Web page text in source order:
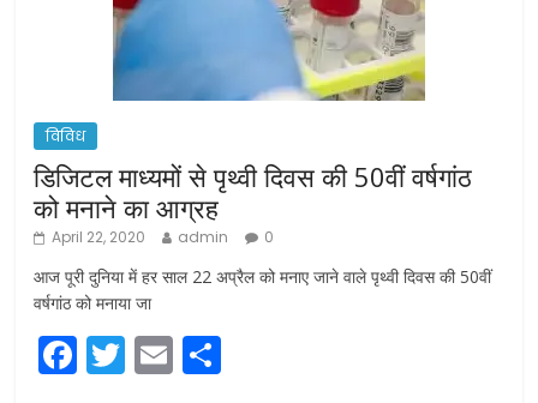
विविध
डिजिटल माध्यमों से पृथ्वी दिवस की 50वीं वर्षगांठ
को मनाने का आग्रह
April 22, 2020 admin 0
आज पूरी दुनिया में हर साल 22 अप्रैल को मनाए जाने वाले पृथ्वी दिवस की 50वीं
वर्षगांठ को मनाया जा
F T E